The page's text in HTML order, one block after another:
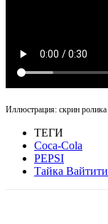
Иллюстрация: скрин ролика
ТЕГИ
Coca-Cola
PEPSI
Тайка Вайтити